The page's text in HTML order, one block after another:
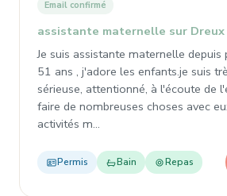
Email confirmé
assistante maternelle sur Dreux
Je suis assistante maternelle depuis
51 ans , j'adore les enfants.je suis
sérieuse, attentionné, à l'écoute de
faire de nombreuses choses avec
activités m…
Permis Bain Repas